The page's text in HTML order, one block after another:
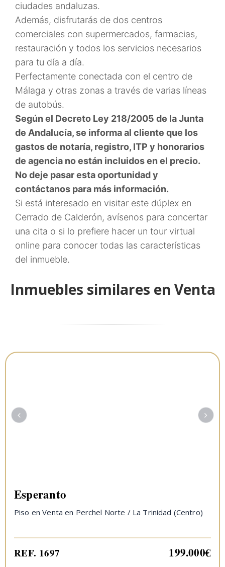
ciudades andaluzas.
Además, disfrutarás de dos centros
comerciales con supermercados, farmacias,
restauración y todos los servicios necesarios
para tu día a día.
Perfectamente conectada con el centro de
Málaga y otras zonas a través de varias líneas
de autobús.
Según el Decreto Ley 218/2005 de la Junta
de Andalucía, se informa al cliente que los
gastos de notaría, registro, ITP y honorarios
de agencia no están incluidos en el precio.
No deje pasar esta oportunidad y
contáctanos para más información.
Si está interesado en visitar este dúplex en
Cerrado de Calderón, avísenos para concertar
una cita o si lo prefiere hacer un tour virtual
online para conocer todas las características
del inmueble.
Inmuebles similares en Venta
Esperanto
Piso en Venta en Perchel Norte / La Trinidad (Centro)
REF. 1697 199.000€